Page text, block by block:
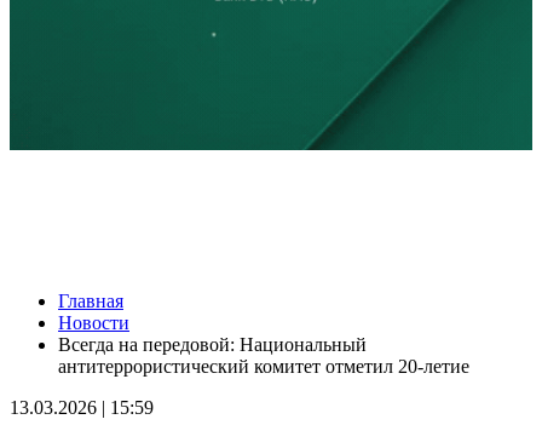
В Большой Глушице появится зона отдыха у воды
07.08.2026 | 21:41
Вячеслав Федорищев: "Важно отмечать тех, кто всей душой и
сердцем болеет за нашу Самарскую область и вносит большой
07.08.2026 | 21:21
Главная
Новости
Всегда на передовой: Национальный
антитеррористический комитет отметил 20-летие
13.03.2026 | 15:59